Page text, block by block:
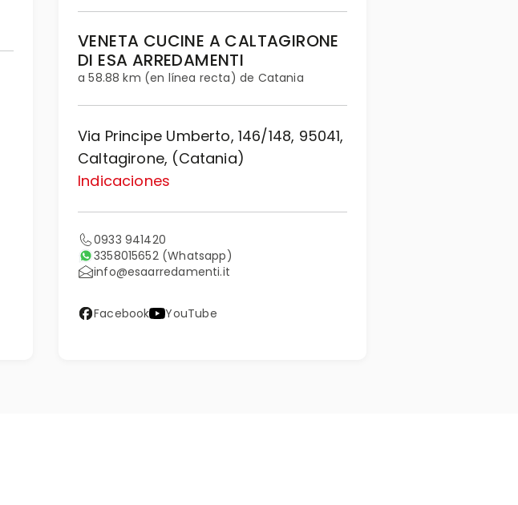
VENETA CUCINE A CALTAGIRONE
DI ESA ARREDAMENTI
a 58.88 km (en línea recta) de Catania
Via Principe Umberto, 146/148, 95041,
Caltagirone, (Catania)
Indicaciones
0933 941420
3358015652 (Whatsapp)
info@esaarredamenti.it
Facebook YouTube